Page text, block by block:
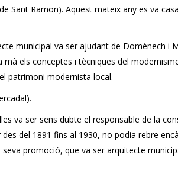
Sant Ramon). Aquest mateix any es va
municipal va ser ajudant de Domènech i
els conceptes i tècniques del
patrimoni modernista local.
va ser sens dubte el responsable de la
del 1891 fins al 1930, no podia rebre
promoció, que va ser arquitecte